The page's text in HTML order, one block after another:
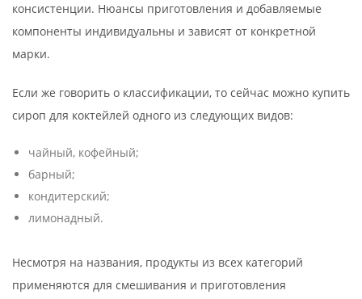
консистенции. Нюансы приготовления и добавляемые
компоненты индивидуальны и зависят от конкретной
марки.
Если же говорить о классификации, то сейчас можно купить
сироп для коктейлей одного из следующих видов:
чайный, кофейный;
барный;
кондитерский;
лимонадный.
Несмотря на названия, продукты из всех категорий
применяются для смешивания и приготовления